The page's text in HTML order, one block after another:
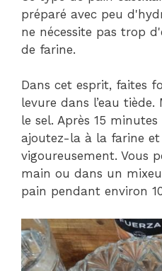
préparé avec peu
ne nécessite pas trop
de farine.
Dans cet esprit, faites
levure dans l’eau
le sel. Après 15
ajoutez-la à la farine et
vigoureusement. Vous
main ou dans un
pain pendant environ